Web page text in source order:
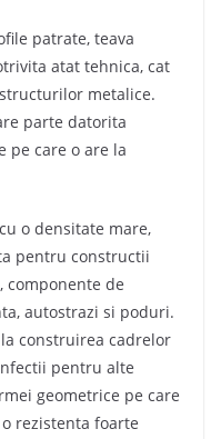
patrate, teava
atat tehnica, cat
metalice.
parte datorita
pe care o are la
o densitate mare,
pentru constructii
componente de
autostrazi si poduri.
construirea cadrelor
pentru alte
geometrice pe care
rezistenta foarte